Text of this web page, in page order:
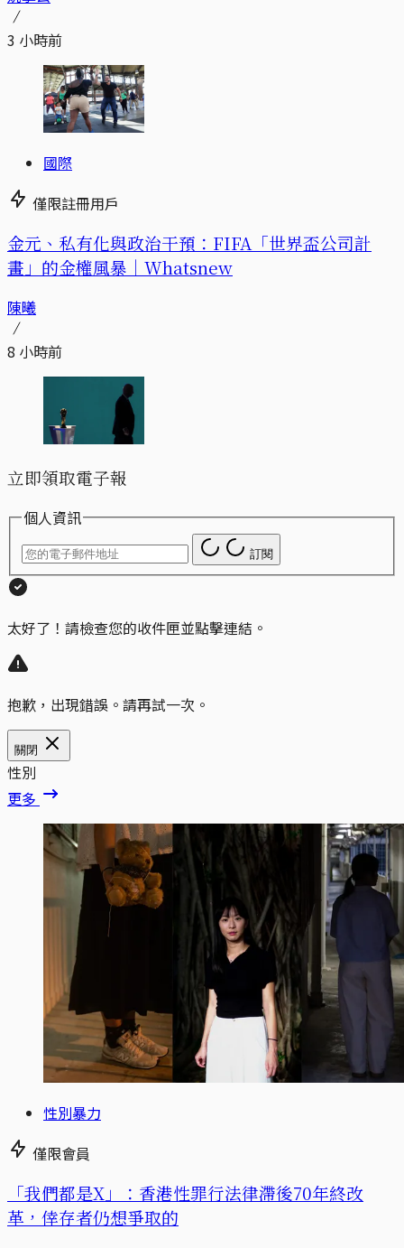
3 小時前
國際
僅限註冊用戶
金元、私有化與政治干預：FIFA「世界盃公司計
畫」的金權風暴｜Whatsnew
陳曦
8 小時前
立即領取電子報
個人資訊
訂閱
太好了！請檢查您的收件匣並點擊連結。
抱歉，出現錯誤。請再試一次。
關閉
性別
更多
性別暴力
僅限會員
「我們都是X」：香港性罪行法律滯後70年終改
革，倖存者仍想爭取的